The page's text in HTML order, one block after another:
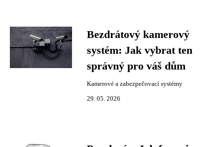
Bezdrátový kamerový
systém: Jak vybrat ten
správný pro váš dům
Kamerové a zabezpečovací systémy
29. 05. 2026